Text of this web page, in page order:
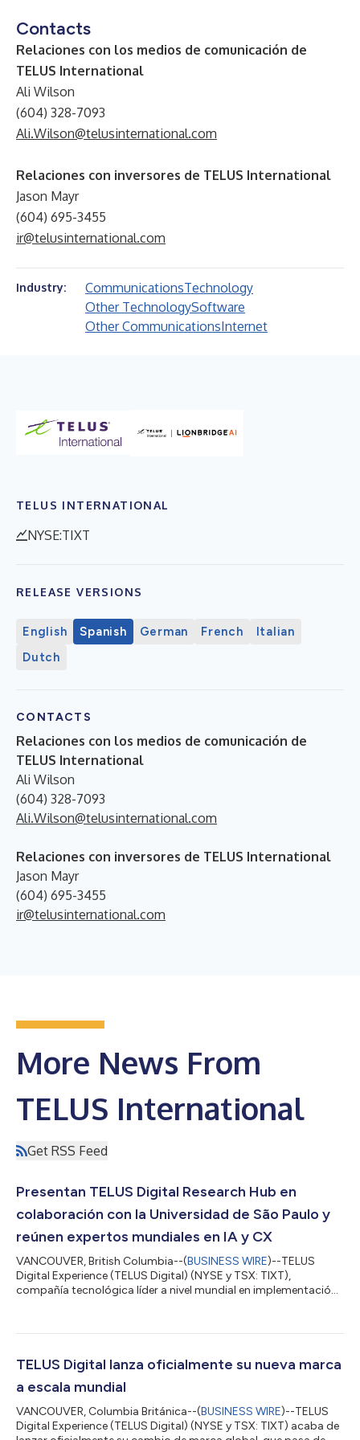
Contacts
Relaciones con los medios de comunicación de
TELUS International
Ali Wilson
(604) 328-7093
Ali.Wilson@telusinternational.com
Relaciones con inversores de TELUS International
Jason Mayr
(604) 695-3455
ir@telusinternational.com
Industry: CommunicationsTechnology
Other TechnologySoftware
Other CommunicationsInternet
TELUS INTERNATIONAL
NYSE:TIXT
RELEASE VERSIONS
English Spanish German French
Italian
Dutch
CONTACTS
Relaciones con los medios de comunicación de
TELUS International
Ali Wilson
(604) 328-7093
Ali.Wilson@telusinternational.com
Relaciones con inversores de TELUS International
Jason Mayr
(604) 695-3455
ir@telusinternational.com
More News From
TELUS International
Get RSS Feed
Presentan TELUS Digital Research Hub en
colaboración con la Universidad de São Paulo y
reúnen expertos mundiales en IA y CX
VANCOUVER, British Columbia--(BUSINESS WIRE)--TELUS
Digital Experience (TELUS Digital) (NYSE y TSX: TIXT),
compañía tecnológica líder a nivel mundial en implementación
TELUS Digital Research Hub en la Universidad de São Paulo
millón de dólares en tres años, la instalación de última
generación será un espacio de i...
TELUS Digital lanza oficialmente su nueva marca
a escala mundial
VANCOUVER, Columbia Británica--(BUSINESS WIRE)--TELUS
Digital Experience (TELUS Digital) (NYSE y TSX: TIXT) acaba de